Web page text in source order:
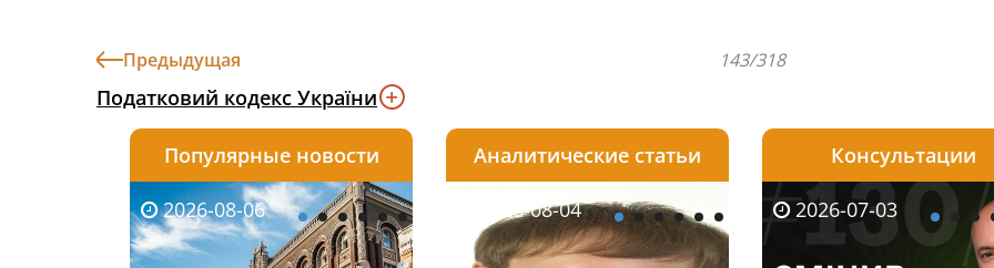
Предыдущая 143/318
Податковий кодекс України
Популярные новости
2026-08-06 2026-08-06 2026-08-06
Аналитические статьи
2026-08-03 2026-08-04 2026-08-04
Консультации
2026-05-25 2026-07-03
2026-07-30